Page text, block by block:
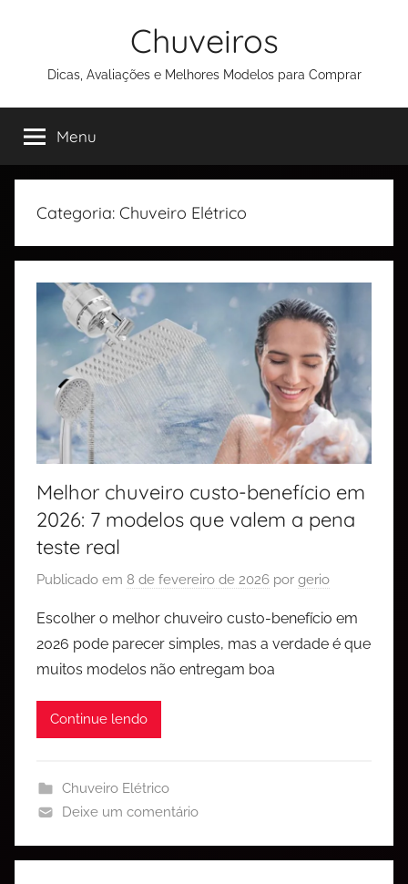
Chuveiros
Dicas, Avaliações e Melhores Modelos para Comprar
Menu
Categoria: Chuveiro Elétrico
Melhor chuveiro custo-benefício em
2026: 7 modelos que valem a pena
teste real
Publicado em 8 de fevereiro de 2026 por gerio
Escolher o melhor chuveiro custo-benefício em
2026 pode parecer simples, mas a verdade é que
muitos modelos não entregam boa
Continue lendo
Chuveiro Elétrico
Deixe um comentário